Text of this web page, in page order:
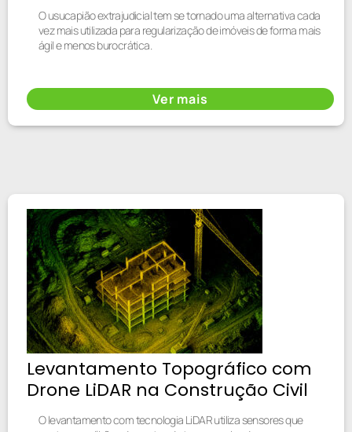
O usucapião extrajudicial tem se tornado uma alternativa cada
vez mais utilizada para regularização de imóveis de forma mais
ágil e menos burocrática.
Ver mais
Levantamento Topográfico com
Drone LiDAR na Construção Civil
O levantamento com tecnologia LiDAR utiliza sensores que